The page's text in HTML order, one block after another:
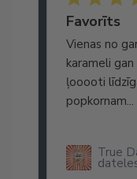
Favorīts
Vienas no
karameli
ļooooti
popkornam...
True